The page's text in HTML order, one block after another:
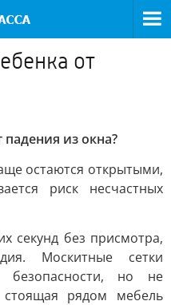
от
падения из окна?
остаются открытыми,
риск несчастных
секунд без присмотра,
Москитные сетки
безопасности, но не
рядом мебель